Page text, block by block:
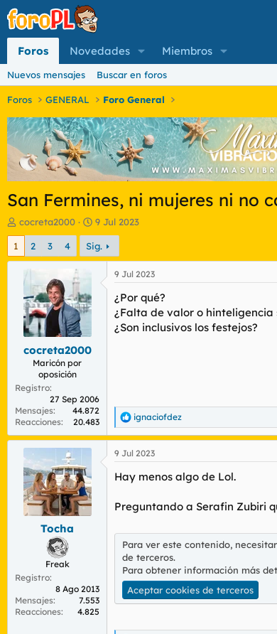
Foros Novedades Miembros
Nuevos mensajes Buscar en foros
Foros GENERAL Foro General
San Fermines, ni mujeres ni no
I
n
c
a
d
o
d
e
e
a
cocreta2000
F
e
c
h
9 Jul 2023
1 2 3 4 Sig.
cocreta2000
Maricón por
oposición
Registro
27 Sep 2006
Mensajes
44.872
Reacciones
20.483
9 Jul 2023
¿Por qué?
¿Falta de valor o hinteligencia
¿Son inclusivos los festejos?
R
e
a
c
i
n
e
:
ignaciofdez
Tocha
Freak
Registro
8 Ago 2013
Mensajes
7.553
Reacciones
4.825
9 Jul 2023
Hay menos algo de Lol.
Preguntando a Serafin Zubiri
Para ver este contenido,
de terceros.
Para obtener información más
Aceptar cookies de terceros